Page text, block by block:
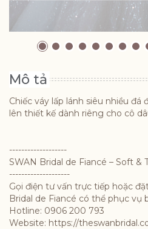
Mô tả
Chiếc váy lấp lánh siêu nhiều
lên thiết kế dành riêng cho cô
-------------------
SWAN Bridal de Fiancé – Soft &
--------------------
Gọi điện tư vấn trực tiếp hoặc
Bridal de Fiancé có thể phục vụ
Hotline: 0906 200 793
Website: https://